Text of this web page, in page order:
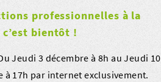
professionnelles à la
c’est bientôt !
Jeudi 3 décembre à 8h au Jeudi 10
à 17h par internet exclusivement.